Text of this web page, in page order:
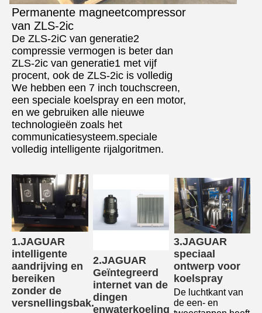
Permanente magneetcompressor
van ZLS-2ic
De ZLS-2iC van generatie2
compressie vermogen is beter dan
ZLS-2ic van generatie1 met vijf
procent, ook de ZLS-2ic is volledig
We hebben een 7 inch touchscreen,
een speciale koelspray en een motor,
en we gebruiken alle nieuwe
technologieën zoals het
communicatiesysteem.speciale
volledig intelligente rijalgoritmen.
1.JAGUAR
intelligente
aandrijving en
bereiken
zonder de
versnellingsbak.
2.JAGUAR
Geïntegreerd
internet van de
dingen
enwaterkoeling
3.JAGUAR
speciaal
ontwerp voor
koelspray
De luchtkant van
de een- en